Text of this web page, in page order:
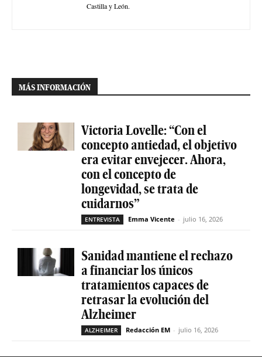
Castilla y León.
MÁS INFORMACIÓN
Victoria Lovelle: “Con el
concepto antiedad, el objetivo
era evitar envejecer. Ahora,
con el concepto de
longevidad, se trata de
cuidarnos”
ENTREVISTA Emma Vicente - julio 16, 2026
Sanidad mantiene el rechazo
a financiar los únicos
tratamientos capaces de
retrasar la evolución del
Alzheimer
ALZHEIMER Redacción EM - julio 16, 2026